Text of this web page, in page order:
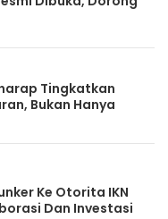
Tingkatkan
Bukan Hanya
Ke Otorita IKN
Dan Investasi